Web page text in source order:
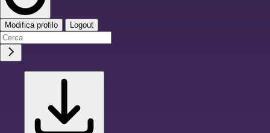
Modifica profilo Logout